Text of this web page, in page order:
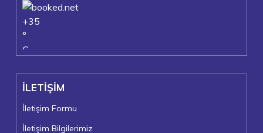
+35
°
C
+24°
Turgutlu
Perşembe, 06
İLETİŞİM
İletişim Formu
İletişim Bilgilerimiz